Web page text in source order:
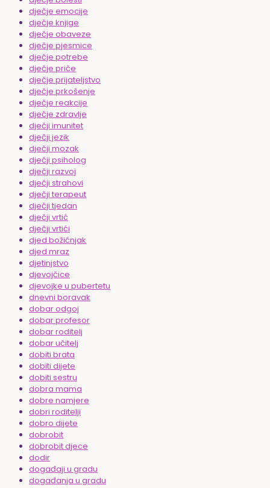
dječje emocije
dječje knjige
dječje obaveze
dječje pjesmice
dječje potrebe
dječje priče
dječje prijateljstvo
dječje prkošenje
dječje reakcije
dječje zdravlje
dječji imunitet
dječji jezik
dječji mozak
dječji psiholog
dječji razvoj
dječji strahovi
dječji terapeut
dječji tjedan
dječji vrtić
dječji vrtići
djed božićnjak
djed mraz
djetinjstvo
djevojčice
djevojke u pubertetu
dnevni boravak
dobar odgoj
dobar profesor
dobar roditelj
dobar učitelj
dobiti brata
dobiti dijete
dobiti sestru
dobra mama
dobre namjere
dobri roditelji
dobro dijete
dobrobit
dobrobit djece
dodir
događaji u gradu
događanja u gradu